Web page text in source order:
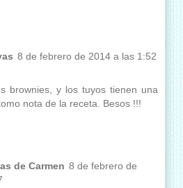
8 de febrero de 2014 a las 1:52
brownies, y los tuyos tienen una
nota de la receta. Besos !!!
de Carmen 8 de febrero de